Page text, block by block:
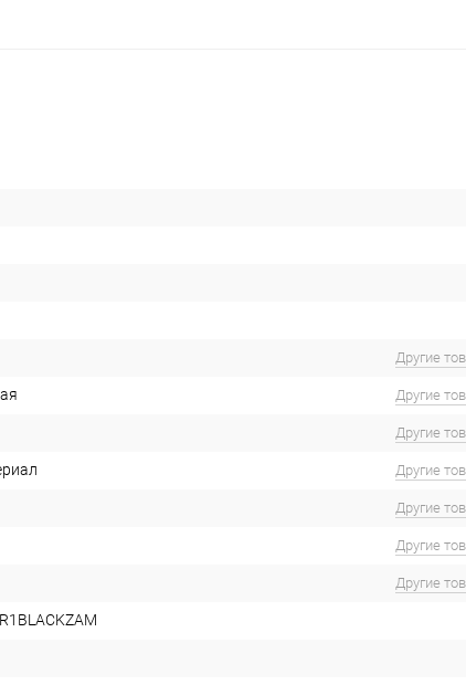
Другие
Другие
Другие
Другие
Другие
Другие
Другие